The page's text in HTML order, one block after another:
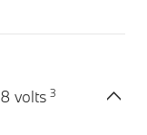
volts 3